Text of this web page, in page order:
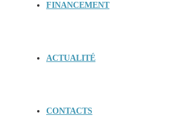
FINANCEMENT
ACTUALITÉ
CONTACTS